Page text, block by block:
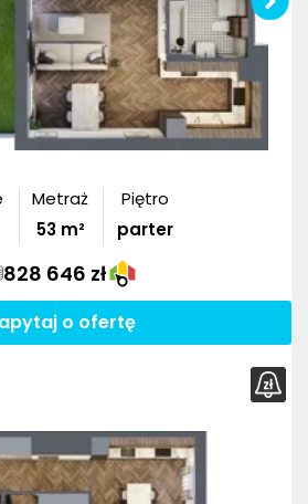
Metraż
53m²
Piętro
parter
828 646 zł
o ofertę